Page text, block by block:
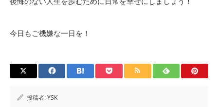
今日もご機嫌な一日を！
投稿者:YSK